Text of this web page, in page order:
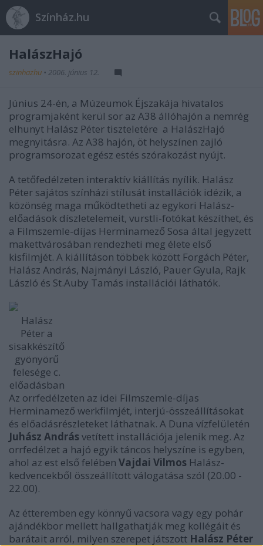
Színház.hu
HalászHajó
szinhazhu • 2006. június 12.
Június 24-én, a Múzeumok Éjszakája hivatalos
programjaként kerül sor az A38 állóhajón a nemrég
elhunyt Halász Péter tiszteletére a HalászHajó
megnyitásra. Az A38 hajón, öt helyszínen zajló
programsorozat egész estés szórakozást nyújt.
A tetőfedélzeten interaktív kiállítás nyílik. Halász
Péter sajátos színházi stílusát installációk idézik, a
közönség maga működtetheti az egykori Halász-
előadások díszletelemeit, vurstli-fotókat készíthet, és
a Filmszemle-díjas Herminamező Sosa által jegyzett
makettvárosában rendezheti meg élete első
kisfilmjét. A kiállításon többek között Forgách Péter,
Halász András, Najmányi László, Pauer Gyula, Rajk
László és St.Auby Tamás installációi láthatók.
Halász
Péter a
sisakkészítő
gyönyörű
felesége c.
előadásban
Az orrfedélzeten az idei Filmszemle-díjas
Herminamező werkfilmjét, interjú-összeállításokat
és előadásrészleteket láthatnak. A Duna vízfelületén
Juhász Andrásvetített installációja jelenik meg. Az
orrfedélzet a hajó egyik táncos helyszíne is egyben,
ahol az est első felében Vajdai Vilmos Halász-
kedvencekből összeállított válogatása szól (20.00 -
22.00).
Az étteremben egy könnyű vacsora vagy egy pohár
ajándékbor mellett hallgathatják meg kollégáit és
barátait arról, milyen szerepet játszott Halász Péter